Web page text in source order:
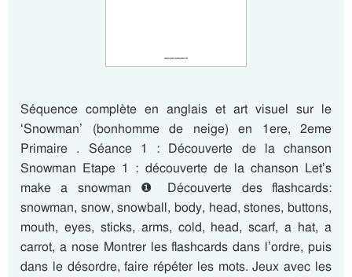
Séquence complète en anglais et art visuel sur le
‘Snowman’ (bonhomme de neige) en 1ere, 2eme
Primaire . Séance 1 : Découverte de la chanson
Snowman Etape 1 : découverte de la chanson Let’s
make a snowman ❶ Découverte des flashcards:
snowman, snow, snowball, body, head, stones, buttons,
mouth, eyes, sticks, arms, cold, head, scarf, a hat, a
carrot, a nose Montrer les flashcards dans l’ordre, puis
dans le désordre, faire répéter les mots. Jeux avec les